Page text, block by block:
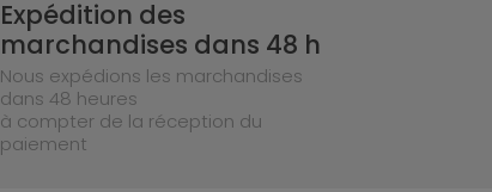
Expédition des
marchandises dans 48 h
Nous expédions les marchandises
dans 48 heures
à compter de la réception du
paiement